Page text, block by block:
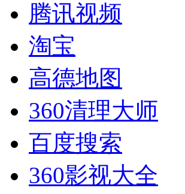
腾讯视频
淘宝
高德地图
360清理大师
百度搜索
360影视大全